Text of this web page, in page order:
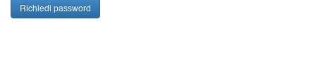
Richiedi password